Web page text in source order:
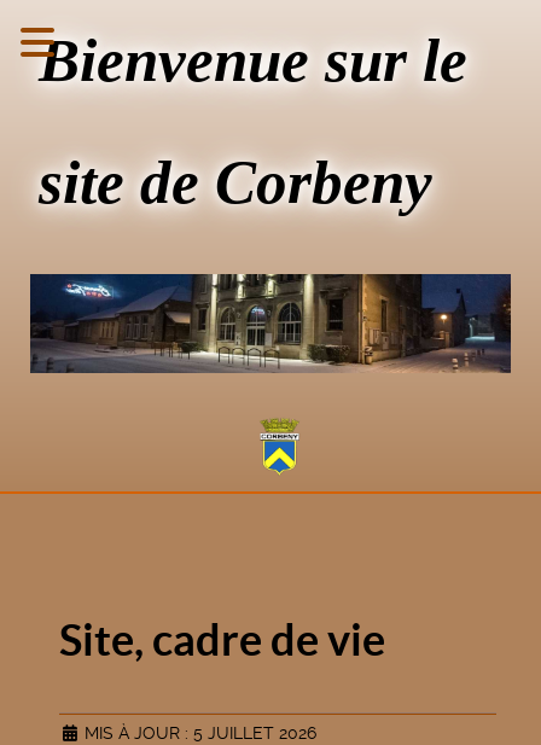
Bienvenue sur le
site de Corbeny
Site, cadre de vie
MIS À JOUR : 5 JUILLET 2026